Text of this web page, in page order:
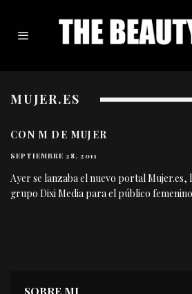
MUJER.ES
CON M DE MUJER
SEPTIEMBRE 28, 2011
Ayer se lanzaba el nuevo portal Mujer.es,
grupo Dixi Media para el público